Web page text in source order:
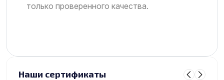
только проверенного качества.
Наши сертификаты